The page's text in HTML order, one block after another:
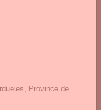
Province de